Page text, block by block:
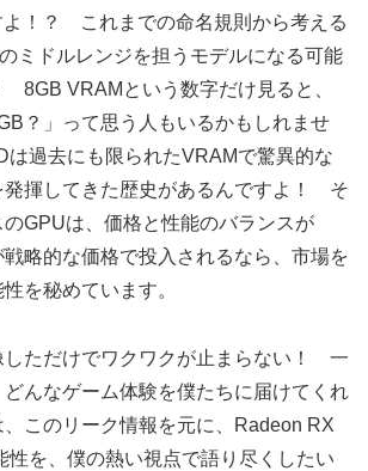
よ！？ これまでの命名規則から考える
ミドルレンジを担うモデルになる可能
8GB VRAMという数字だけ見ると、
？」って思う人もいるかもしれませ
は過去にも限られたVRAMで驚異的な
発揮してきた歴史があるんですよ！ そ
GPUは、価格と性能のバランスが
略的な価格で投入されるなら、市場を
を秘めています。
しただけでワクワクが止まらない！ 一
んなゲーム体験を僕たちに届けてくれ
このリーク情報を元に、Radeon RX
性を、僕の熱い視点で語り尽くしたい